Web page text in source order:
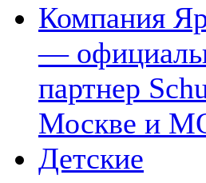
Компания
—
партнер
Москве и
Детские